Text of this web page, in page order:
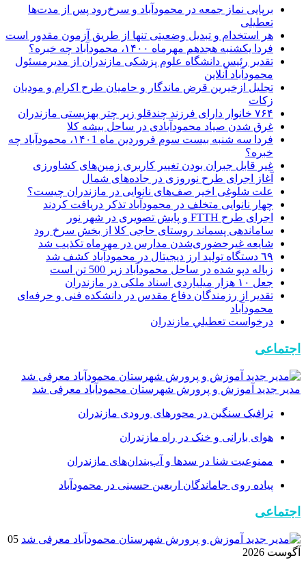
برپایی نماز جمعه در محمودآباد و سرخ‌رود پس از مدت‌ها
تعطیلی
هر استخدام و تبدیل وضعیتی تنها از طریق آزمون مقدور است
فردا یکشنبه هجدهم مهرماه ۱۴۰۰، محمودآباد چه خبره؟
تقدیر رئیس دانشگاه علوم پزشکی مازندران از مدیرمسئول
محمودآباد آنلاین
تجلیل ازخیرین قرض ماندگار و حامیان طرح اکرام و مودیان
زکات
۷۶۴ خانوار دارای فرزند چندقلو زیر چتر بهزیستی مازندران
غرق شدن صیاد محمودآبادی در ساحل بیشه کلا
فردا سه شنبه بیست سوم فروردین ماه ۱۴۰1، محمودآباد چه
خبره؟
غیر قابل جبران بودن تغییر کاربری زمین‌های کشاورزی
آغاز اجرای طرح نوروزی در جاده‌های شمال
علت شلوغی اخیر صف‌های نانوایی در مازندران چیست؟
چهار نانوایی متخلف در محمودآباد تذکر دریافت کردند
اجرای طرح FTTH و پایش تصویری در شهر نور
ساماندهی پسماند روستای حاجی کلا از بخش سرخ رود
شایعه غیرحضوری‌شدن مدارس در مهرماه تکذیب شد
٦٩ دستگاه توليد ارز ديجيتال در محمودآباد كشف شد
زباله دپو شده در ساحل محمودآباد زیر 500 تن است
جعل ۱۰ هزار میلیاردی اسناد ملکی در مازندران
تقدیر از رزمندگان دفاع مقدس در دانشکده فنی و حرفه‌ای
محمودآباد
درخواست تعطيلي مازندران
اجتماعی
مدیر جدید آموزش و پرورش شهرستان محمودآباد معرفی شد
ترافیک سنگین در محور‌های ورودی مازندران
هوای بارانی و خنک در راه مازندران
ممنوعیت شنا در سدها و آب‌بندان‌‌های مازندران
پیاده روی جاماندگان اربعین حسینی در محمودآباد
اجتماعی
05
آگوست 2026